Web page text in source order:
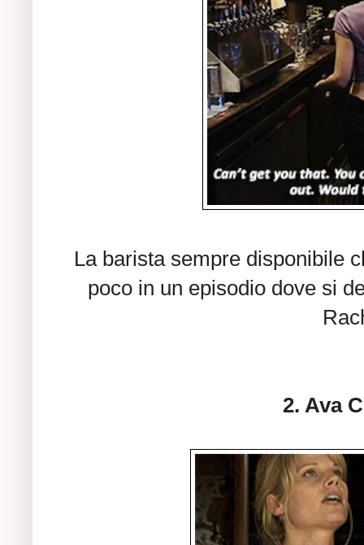
La barista sempre disponibile
poco in un episodio dove si
2. Ava